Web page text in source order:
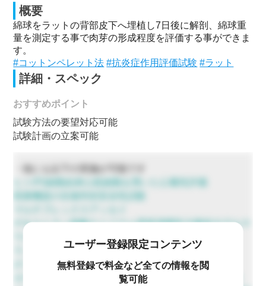
概要
綿球をラットの背部皮下へ埋植し7日後に解剖、綿球重
量を測定する事で肉芽の形成程度を評価する事ができま
す。
#コットンペレット法 #抗炎症作用評価試験 #ラット
詳細・スペック
おすすめポイント
試験方法の要望対応可能
試験計画の立案可能
・他にも以下の実施が可能です
ヒトiPS細胞由来心筋細胞を用いた心毒性評価
医療機器の生物学的安全性試験
デキストラン硫酸ナトリウム誘発潰瘍性大腸炎モデルマ
ウスを用いた評価試験
ラット脳波測定による睡眠覚醒評価
げっ歯類を用いた疼痛評価
カラゲニン足浮腫モデルを用いた抗炎症作用評価試験
ユーザー登録限定コンテンツ
無料登録で料金など全ての情報を閲
覧可能